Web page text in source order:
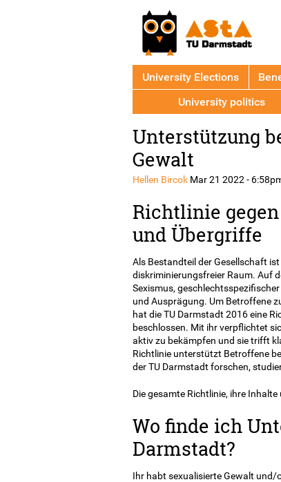
to
top
Unterstützung
Gewalt
Hellen Bircok Mar 21 2022 -
Richtlinie
und Übergriffe
Als Bestandteil der Gesellschaft
diskriminierungsfreier Raum. Auf
Sexismus,
und Ausprägung. Um Betroffene
hat die TU Darmstadt 2016 eine
beschlossen. Mit ihr verpflichtet
aktiv zu bekämpfen und sie trifft
Richtlinie unterstützt Betroffene
der TU Darmstadt forschen,
Die gesamte Richtlinie, ihre
Wo finde ich
Darmstadt?
Ihr habt sexualisierte Gewalt und/
University Elections
University politics